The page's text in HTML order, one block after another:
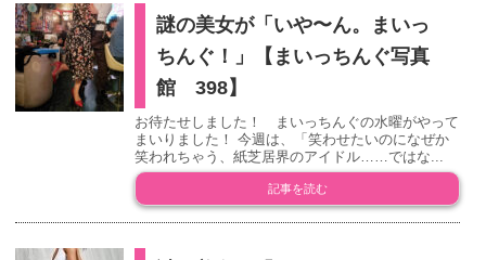
謎の美女が「いや〜ん。まいっ
ちんぐ！」【まいっちんぐ写真
館 398】
お待たせしました！ まいっちんぐの水曜がやって
まいりました！ 今週は、「笑わせたいのになぜか
笑われちゃう、紙芝居界のアイドル……ではな...
記事を読む